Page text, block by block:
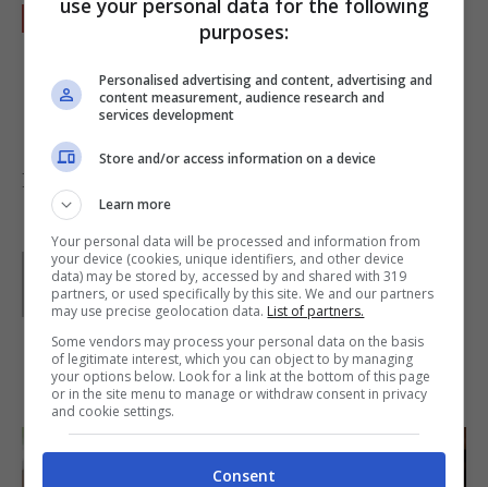
Procedete con il normale metodo di
riempimento dei vasetti che trovate nella
ricetta delle zucchine sott’olioe deliziatevi
con questa bontà!
Foto di
Parole diRedazione Buttalapasta
IN PRIMO PIANO
purposes:
Personalised advertising and content, advertising and
content measurement, audience research and
services development
Store and/or access information on a device
Learn more
Your personal data will be processed and information from
your device (cookies, unique identifiers, and other device
data) may be stored by, accessed by and shared with 319
partners, or used specifically by this site. We and our partners
may use precise geolocation data. List of partners.
Some vendors may process your personal data on the basis
of legitimate interest, which you can object to by managing
your options below. Look for a link at the bottom of this page
or in the site menu to manage or withdraw consent in privacy
and cookie settings.
Consent